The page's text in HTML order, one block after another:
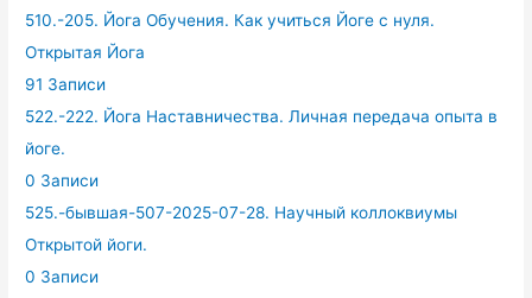
510.-205. Йога Обучения. Как учиться Йоге с нуля.
Открытая Йога
91 Записи
522.-222. Йога Наставничества. Личная передача опыта в
йоге.
0 Записи
525.-бывшая-507-2025-07-28. Научный коллоквиумы
Открытой йоги.
0 Записи